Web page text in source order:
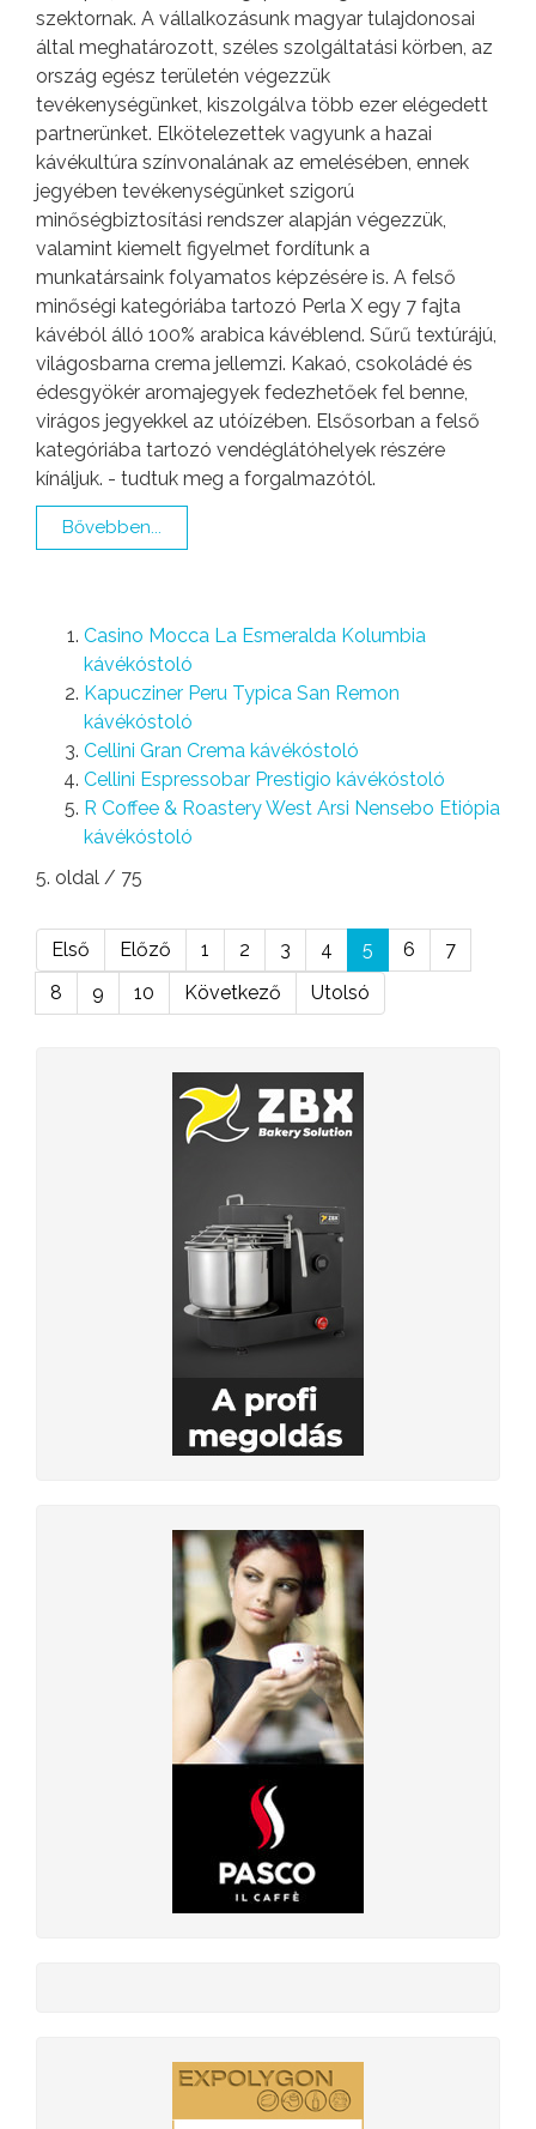
szektornak. A vállalkozásunk magyar tulajdonosai
által meghatározott, széles szolgáltatási körben, az
ország egész területén végezzük
tevékenységünket, kiszolgálva több ezer elégedett
partnerünket. Elkötelezettek vagyunk a hazai
kávékultúra színvonalának az emelésében, ennek
jegyében tevékenységünket szigorú
minőségbiztosítási rendszer alapján végezzük,
valamint kiemelt figyelmet fordítunk a
munkatársaink folyamatos képzésére is. A felső
minőségi kategóriába tartozó Perla X egy 7 fajta
kávéból álló 100% arabica kávéblend. Sűrű textúrájú,
világosbarna crema jellemzi. Kakaó, csokoládé és
édesgyökér aromajegyek fedezhetőek fel benne,
virágos jegyekkel az utóízében. Elsősorban a felső
kategóriába tartozó vendéglátóhelyek részére
kínáljuk. - tudtuk meg a forgalmazótól.
Bővebben...
Casino Mocca La Esmeralda Kolumbia
kávékóstoló
Kapucziner Peru Typica San Remon
kávékóstoló
Cellini Gran Crema kávékóstoló
Cellini Espressobar Prestigio kávékóstoló
R Coffee & Roastery West Arsi Nensebo Etiópia
kávékóstoló
5. oldal / 75
Első Előző 1 2 3 4 5 6
7
8
9 10 Következő Utolsó